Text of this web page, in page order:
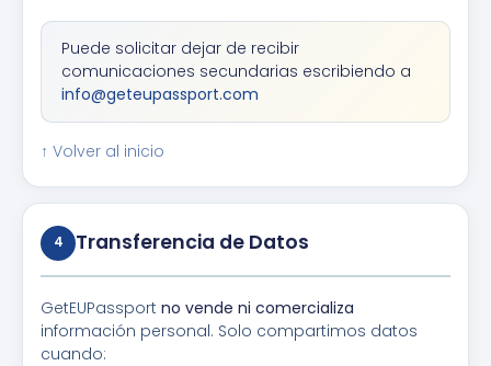
Puede solicitar dejar de recibir
comunicaciones secundarias escribiendo a
info@geteupassport.com
↑ Volver al inicio
4 Transferencia de Datos
GetEUPassport no vende ni comercializa
información personal. Solo compartimos datos
cuando: